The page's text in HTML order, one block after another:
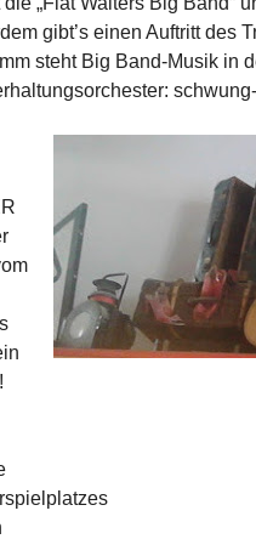
gibt’s einen Auftritt des
steht Big Band-Musik in